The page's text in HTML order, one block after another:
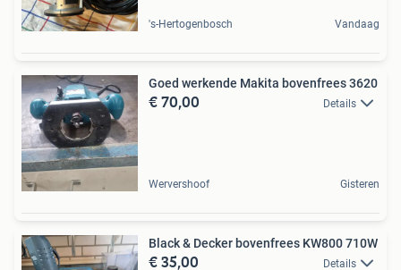
's-Hertogenbosch Vandaag
Goed werkende Makita bovenfrees 3620
€ 70,00 Details
Wervershoof Gisteren
Black & Decker bovenfrees KW800 710W
€ 35,00 Details